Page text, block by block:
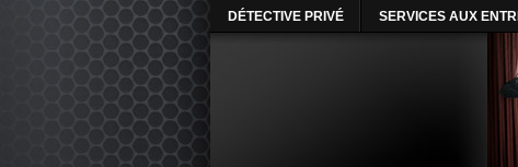
DÉTECTIVE PRIVÉ SERVICES AUX